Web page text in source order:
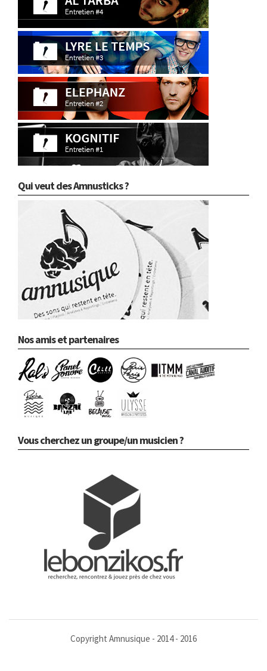
Qui veut des Amnusticks ?
Nos amis et partenaires
Vous cherchez un groupe/un musicien ?
Copyright Amnusique - 2014 - 2016